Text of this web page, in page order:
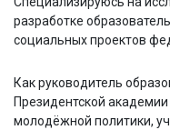
разработке
социальных проектов
Как руководитель
Президентской
молодёжной политики,